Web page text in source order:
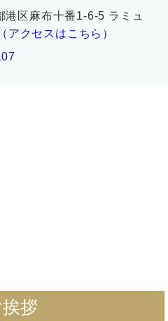
区麻布十番1-6-5 ラミュ
（アクセスはこちら）
拶